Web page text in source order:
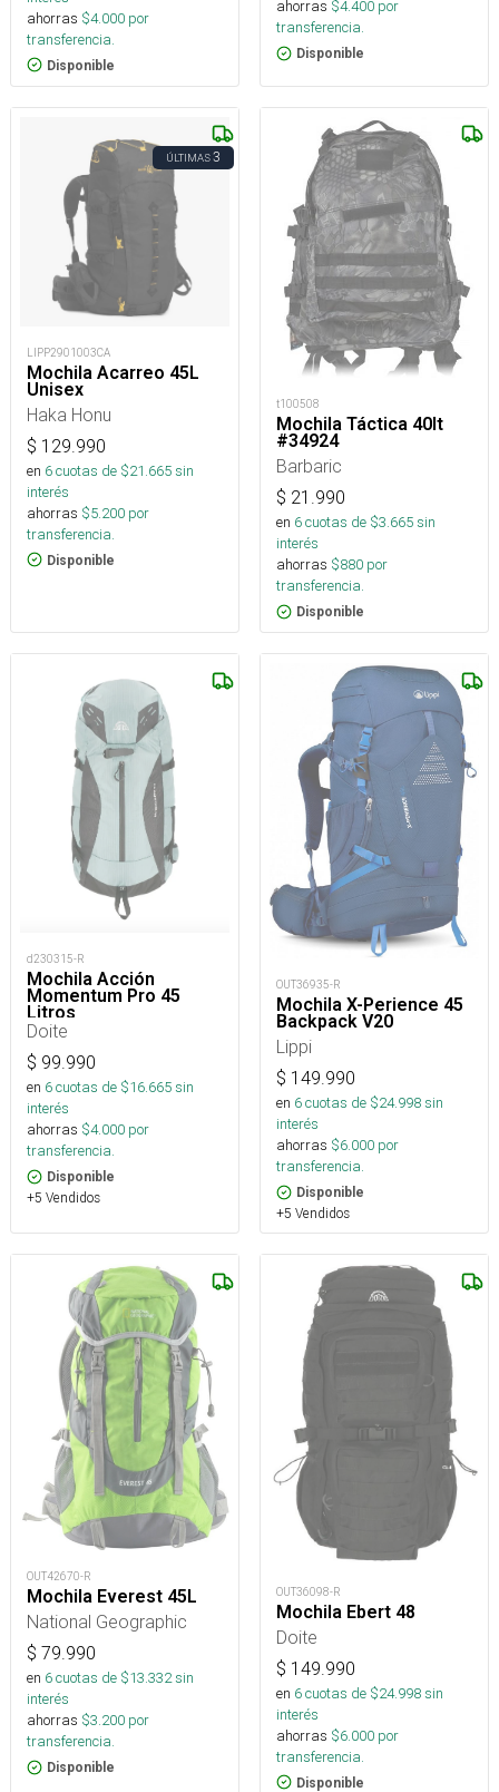
ahorras $4.000 por
transferencia.
Disponible
ahorras $4.400 por
transferencia.
Disponible
ÚLTIMAS3
LIPP2901003CA
Mochila Acarreo 45L
Unisex
Haka Honu
$ 129.990
en 6cuotas de $21.665sin
interés
ahorras $5.200 por
transferencia.
Disponible
t100508
Mochila Táctica 40lt
#34924
Barbaric
$ 21.990
en 6cuotas de $3.665sin
interés
ahorras $880 por
transferencia.
Disponible
d230315-R
Mochila Acción
Momentum Pro 45
Litros
Doite
$ 99.990
en 6cuotas de $16.665sin
interés
ahorras $4.000 por
transferencia.
Disponible
+5 Vendidos
OUT36935-R
Mochila X-Perience 45
Backpack V20
Lippi
$ 149.990
en 6cuotas de $24.998sin
interés
ahorras $6.000 por
transferencia.
Disponible
+5 Vendidos
OUT42670-R
Mochila Everest 45L
National Geographic
$ 79.990
en 6cuotas de $13.332sin
interés
ahorras $3.200 por
transferencia.
Disponible
OUT36098-R
Mochila Ebert 48
Doite
$ 149.990
en 6cuotas de $24.998sin
interés
ahorras $6.000 por
transferencia.
Disponible